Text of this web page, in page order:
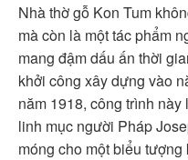
Nhà thờ gỗ Kon Tum
mà còn là một tác phẩm
mang đậm dấu ấn thời
khởi công xây dựng vào
năm 1918, công trình
linh mục người Pháp
móng cho một biểu